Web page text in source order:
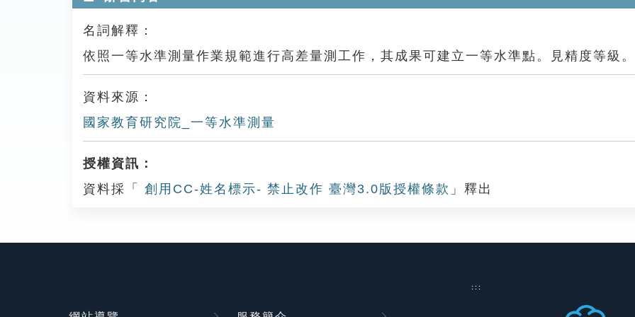
名詞解釋：
依照一等水準測量作業規範進行高差量測工作，其成果可建立一等水準點。見精度等級。
資料來源：
國家教育研究院_一等水準測量
授權資訊：
資料採「
創用CC-姓名標示- 禁止改作 臺灣3.0版授權條款 」釋出
:::